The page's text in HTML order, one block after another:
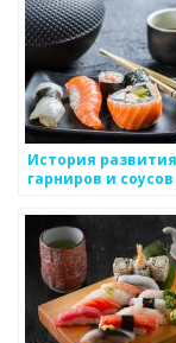
История развития
гарниров и соусов